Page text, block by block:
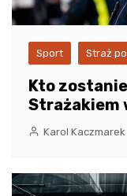
Sport Straż
Kto
Strażakiem
Karol Kaczmarek